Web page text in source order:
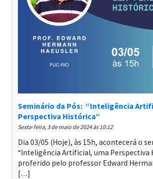
Seminário da Pós: “Inteligência
Perspectiva Histórica“
sexta-feira, 3 de maio de 2024 às 10:12
Dia 03/05 (Hoje), às 15h, acontecerá o
“Inteligência Artificial, uma Perspectiva
proferido pelo professor Edward
[…]